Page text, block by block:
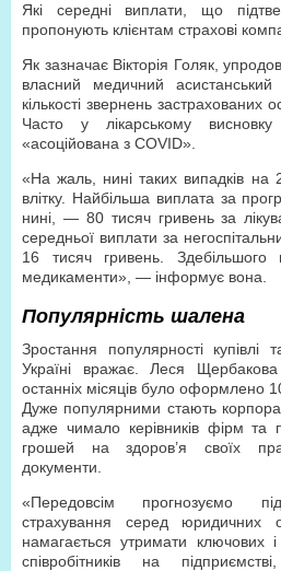
Які середні виплати, що
пропонують клієнтам страхові
Як зазначає Вікторія Голяк,
власний медичний
кількості звернень застрахованих
Часто у лікарському висновку
«асоційована з COVID».
«На жаль, нині таких випадків
влітку. Найбільша виплата за
нині, — 80 тисяч гривень за
середньої виплати за
16 тисяч гривень.
медикаменти», — інформує вона.
Популярність шалена
Зростання популярності купівлі
Україні вражає. Леся
останніх місяців було оформлено
Дуже популярними стають
адже чимало керівників фірм та
грошей на здоров’я своїх
документи.
«Передовсім прогнозуємо
страхування серед юридичних
намагається утримати ключових
співробітників на